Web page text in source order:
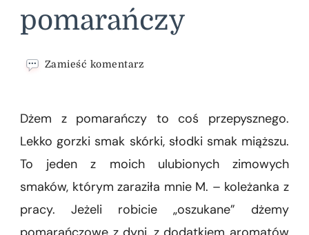
pomarańczy
Zamieść komentarz
pomarańczy
Dżem z pomarańczy to coś przepysznego.
Lekko gorzki smak skórki, słodki smak miąższu.
To jeden z moich ulubionych zimowych
smaków, którym zaraziła mnie M. – koleżanka z
pracy. Jeżeli robicie „oszukane” dżemy